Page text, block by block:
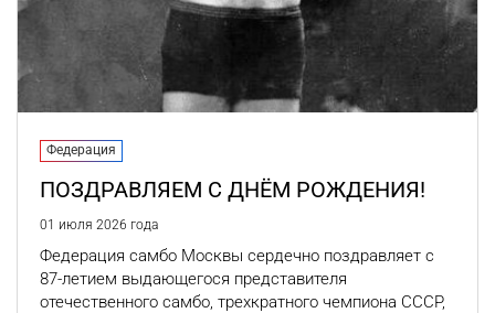
Федерация
ПОЗДРАВЛЯЕМ С ДНЁМ РОЖДЕНИЯ!
01 июля 2026 года
Федерация самбо Москвы сердечно поздравляет с
87-летием выдающегося представителя
отечественного самбо, трехкратного чемпиона СССР,